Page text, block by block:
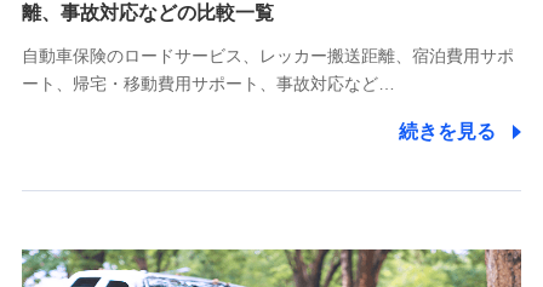
受託業務の遂行およびこれらに準ずる業務の遂行のため
11.マイカー通勤管理クラウド並びに法人向けASPサー
をお送りするため
分析するため
当社の対応品質向上やお問い合わせ内容の正確な把握のため
離、事故対応などの比較一覧
自動車保険のロードサービス、レッカー搬送距離、宿泊費用サポ
ート、帰宅・移動費用サポート、事故対応など…
続きを見る